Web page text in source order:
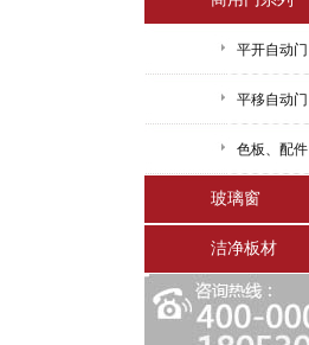
平开自动门
平移自动门
色板、配件
玻璃窗
洁净板材